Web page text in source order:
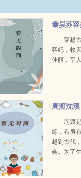
秦昊苏
强昏君
穿越
容妃，收
佳丽，享
周渡沈溪
周渡
练，有房
越到古代
会。为了